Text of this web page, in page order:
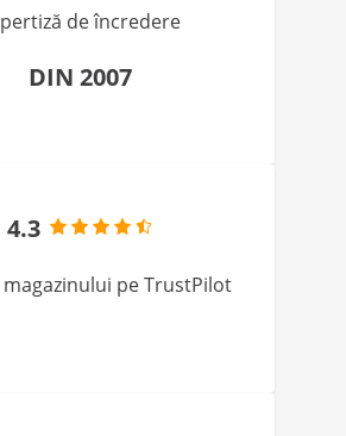
de încredere
DIN 2007
4.3
pe TrustPilot